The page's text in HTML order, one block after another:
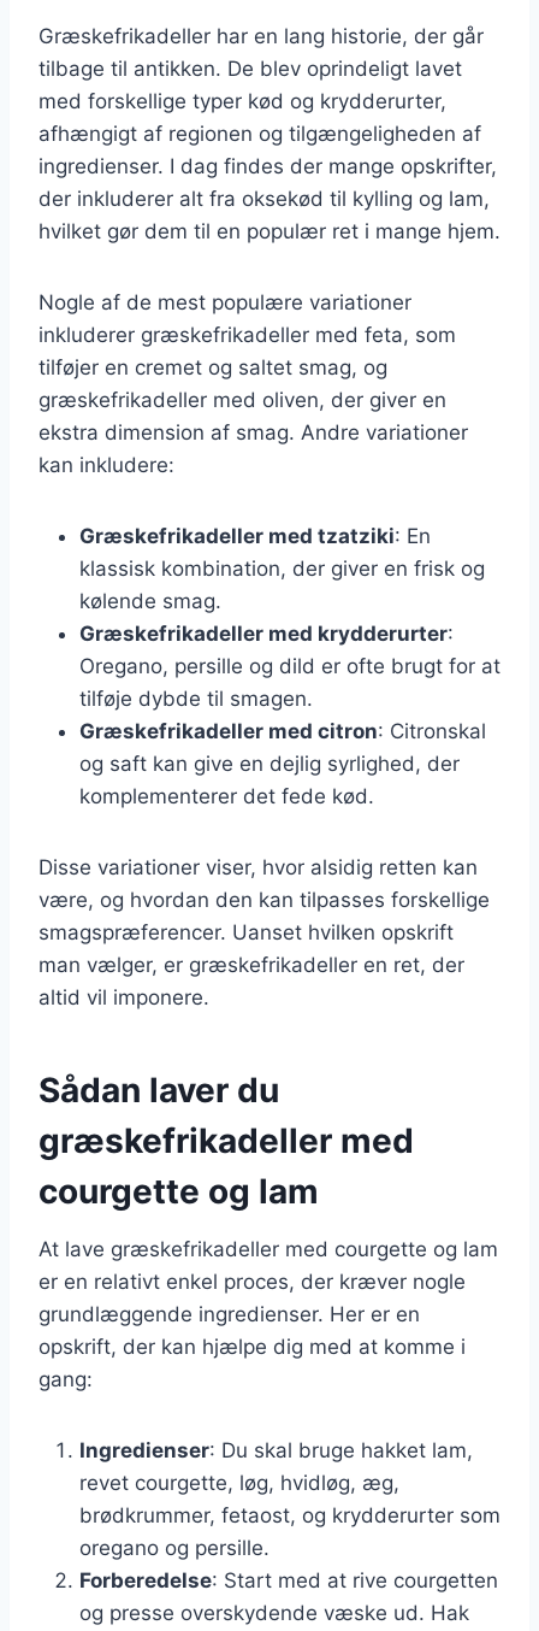
Græskefrikadeller har en lang historie, der går
tilbage til antikken. De blev oprindeligt lavet
med forskellige typer kød og krydderurter,
afhængigt af regionen og tilgængeligheden af
ingredienser. I dag findes der mange opskrifter,
der inkluderer alt fra oksekød til kylling og lam,
hvilket gør dem til en populær ret i mange hjem.
Nogle af de mest populære variationer
inkluderer græskefrikadeller med feta, som
tilføjer en cremet og saltet smag, og
græskefrikadeller med oliven, der giver en
ekstra dimension af smag. Andre variationer
kan inkludere:
Græskefrikadeller med tzatziki: En
klassisk kombination, der giver en frisk og
kølende smag.
Græskefrikadeller med krydderurter:
Oregano, persille og dild er ofte brugt for at
tilføje dybde til smagen.
Græskefrikadeller med citron: Citronskal
og saft kan give en dejlig syrlighed, der
komplementerer det fede kød.
Disse variationer viser, hvor alsidig retten kan
være, og hvordan den kan tilpasses forskellige
smagspræferencer. Uanset hvilken opskrift
man vælger, er græskefrikadeller en ret, der
altid vil imponere.
Sådan laver du
græskefrikadeller med
courgette og lam
At lave græskefrikadeller med courgette og lam
er en relativt enkel proces, der kræver nogle
grundlæggende ingredienser. Her er en
opskrift, der kan hjælpe dig med at komme i
gang:
Ingredienser: Du skal bruge hakket lam,
revet courgette, løg, hvidløg, æg,
brødkrummer, fetaost, og krydderurter som
oregano og persille.
Forberedelse: Start med at rive courgetten
og presse overskydende væske ud. Hak